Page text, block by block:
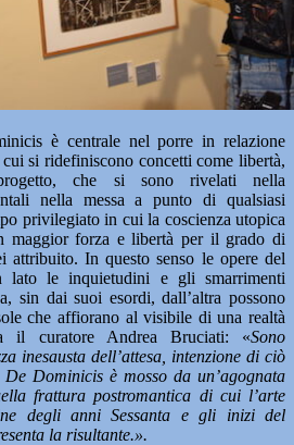
è centrale nel porre in relazione
si ridefiniscono concetti come libertà,
che si sono rivelati nella
nella messa a punto di qualsiasi
privilegiato in cui la coscienza utopica
maggior forza e libertà per il grado di
attribuito. In questo senso le opere del
lato le inquietudini e gli smarrimenti
sin dai suoi esordi, dall’altra possono
che affiorano al visibile di una realtà
il curatore Andrea Bruciati: «Sono
inesausta dell’attesa, intenzione di ciò
Dominicis è mosso da un’agognata
frattura postromantica di cui l’arte
degli anni Sessanta e gli inizi del
la risultante.».